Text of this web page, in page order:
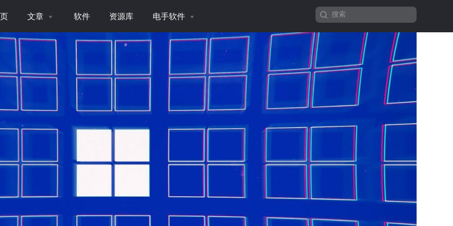
文章 软件 资源库 电手软件